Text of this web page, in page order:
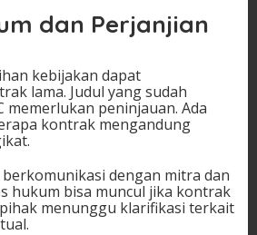
dan Perjanjian
kebijakan dapat
lama. Judul yang sudah
memerlukan peninjauan. Ada
kontrak mengandung
dengan mitra dan
hukum bisa muncul jika kontrak
menunggu klarifikasi terkait